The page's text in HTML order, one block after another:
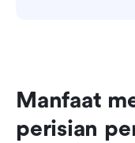
Manfaat
perisian